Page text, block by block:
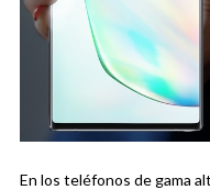
En los teléfonos de gama